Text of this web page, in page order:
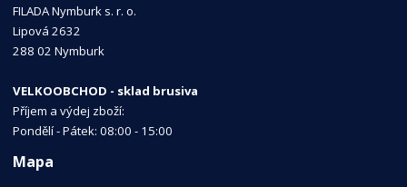
FILADA Nymburk s. r. o.
Lipová 2632
288 02 Nymburk
VELKOOBCHOD - sklad brusiva
Příjem a výdej zboží:
Pondělí - Pátek: 08:00 - 15:00
Mapa